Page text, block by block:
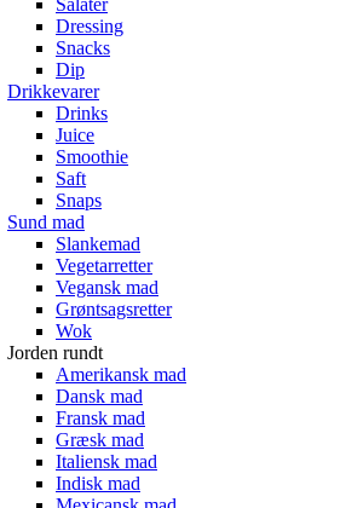
Salater
Dressing
Snacks
Dip
Drikkevarer
Drinks
Juice
Smoothie
Saft
Snaps
Sund mad
Slankemad
Vegetarretter
Vegansk mad
Grøntsagsretter
Wok
Jorden rundt
Amerikansk mad
Dansk mad
Fransk mad
Græsk mad
Italiensk mad
Indisk mad